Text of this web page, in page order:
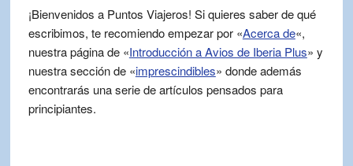
¡Bienvenidos a Puntos Viajeros! Si quieres saber de qué
escribimos, te recomiendo empezar por «Acerca de«,
nuestra página de «Introducción a Avios de Iberia Plus» y
nuestra sección de «imprescindibles» donde además
encontrarás una serie de artículos pensados para
principiantes.